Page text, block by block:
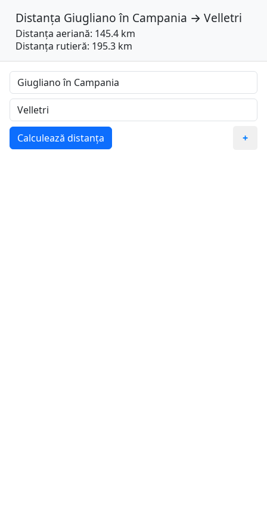
Distanța Giugliano în Campania → Velletri
Distanța aeriană: 145.4 km
Distanța rutieră: 195.3 km
Calculează distanța +